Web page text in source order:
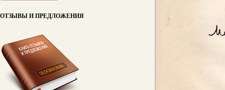
ОТЗЫВЫ И ПРЕДЛОЖЕНИЯ